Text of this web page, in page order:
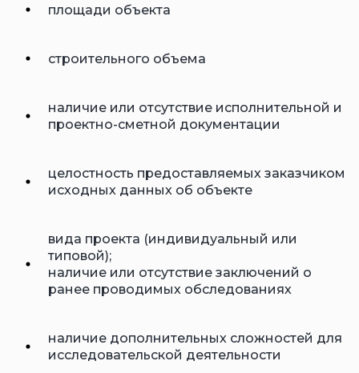
площади объекта
строительного объема
наличие или отсутствие исполнительной и
проектно-сметной документации
целостность предоставляемых заказчиком
исходных данных об объекте
вида проекта (индивидуальный или
типовой);
наличие или отсутствие заключений о
ранее проводимых обследованиях
наличие дополнительных сложностей для
исследовательской деятельности